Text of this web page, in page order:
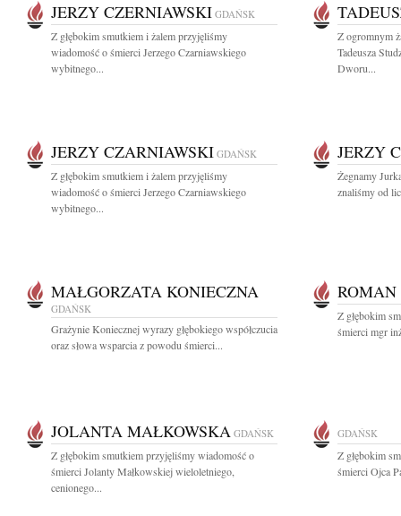
JERZY CZERNIAWSKI GDAŃSK
Z głębokim smutkiem i żalem przyjęliśmy
wiadomość o śmierci Jerzego Czarniawskiego
wybitnego...
Z ogromnym
Tadeusza
Dworu...
JERZY CZARNIAWSKI GDAŃSK
Z głębokim smutkiem i żalem przyjęliśmy
wiadomość o śmierci Jerzego Czarniawskiego
wybitnego...
JERZY
Żegnamy
znaliśmy od
MAŁGORZATA KONIECZNA
GDAŃSK
Grażynie Koniecznej wyrazy głębokiego współczucia
oraz słowa wsparcia z powodu śmierci...
ROMAN
Z głębokim
śmierci mgr
JOLANTA MAŁKOWSKA GDAŃSK
Z głębokim smutkiem przyjęliśmy wiadomość o
śmierci Jolanty Małkowskiej wieloletniego,
cenionego...
GDAŃSK
Z głębokim
śmierci Ojca